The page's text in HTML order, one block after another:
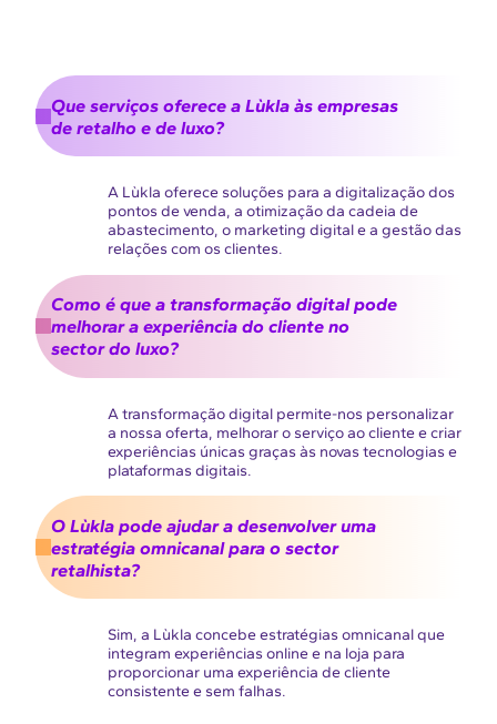
Que serviços oferece a Lùkla às empresas
de retalho e de luxo?
A Lùkla oferece soluções para a digitalização dos
pontos de venda, a otimização da cadeia de
abastecimento, o marketing digital e a gestão das
relações com os clientes.
Como é que a transformação digital pode
melhorar a experiência do cliente no
sector do luxo?
A transformação digital permite-nos personalizar
a nossa oferta, melhorar o serviço ao cliente e criar
experiências únicas graças às novas tecnologias e
plataformas digitais.
O Lùkla pode ajudar a desenvolver uma
estratégia omnicanal para o sector
retalhista?
Sim, a Lùkla concebe estratégias omnicanal que
integram experiências online e na loja para
proporcionar uma experiência de cliente
consistente e sem falhas.